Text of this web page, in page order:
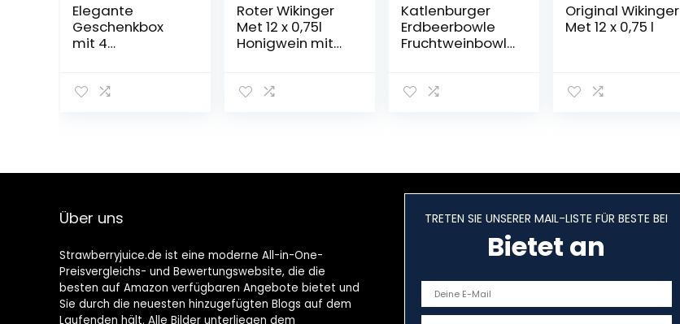
Elegante
Geschenkbox
mit 4
Quitte,
Roter Wikinger
Met 12 x 0,75l
Honigwein mit
Katlenburger
Erdbeerbowle
Fruchtweinbowl
Kohlensäure im
Original Wikinger
Met 12 x 0,75 l
Über uns
Strawberryjuice.de ist eine moderne All-in-One-
Preisvergleichs- und Bewertungswebsite, die die
besten auf Amazon verfügbaren Angebote bietet und
Sie durch die neuesten hinzugefügten Blogs auf dem
Laufenden hält. Alle Bilder unterliegen dem
TRETEN SIE UNSERER MAIL-LISTE FÜR BESTE BEI
Bietet an